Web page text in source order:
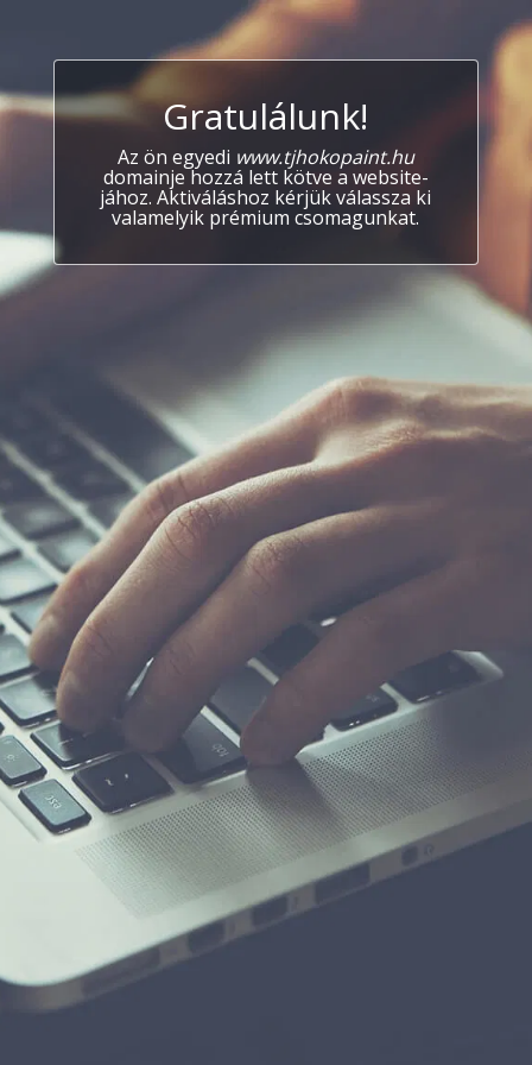
Gratulálunk!
Az ön egyedi www.tjhokopaint.hu
domainje hozzá lett kötve a website-
jához. Aktiváláshoz kérjük válassza ki
valamelyik prémium csomagunkat.